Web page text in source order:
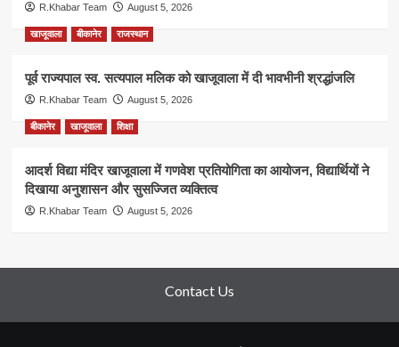
R.Khabar Team August 5, 2026
खाजूवाला बीकानेर राजस्थान
पूर्व राज्यपाल स्व. सत्यपाल मलिक को खाजूवाला में दी भावभीनी श्रद्धांजलि
R.Khabar Team August 5, 2026
बीकानेर खाजूवाला शिक्षा
आदर्श विद्या मंदिर खाजूवाला में गणवेश प्रतियोगिता का आयोजन, विद्यार्थियों ने
दिखाया अनुशासन और सुसज्जित व्यक्तित्व
R.Khabar Team August 5, 2026
Contact Us